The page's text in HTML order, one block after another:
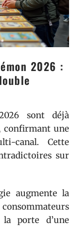
2026 :
sont déjà
confirmant une
canal. Cette
sur
augmente la
consommateurs
porte d’une